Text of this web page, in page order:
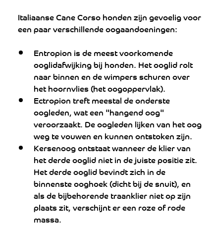
Italiaanse Cane Corso honden zijn gevoelig voor
een paar verschillende oogaandoeningen:
Entropion is de meest voorkomende
ooglidafwijking bij honden. Het ooglid rolt
naar binnen en de wimpers schuren over
het hoornvlies (het oogoppervlak).
Ectropion treft meestal de onderste
oogleden, wat een "hangend oog"
veroorzaakt. De oogleden lijken van het oog
weg te vouwen en kunnen ontstoken zijn.
Kersenoog ontstaat wanneer de klier van
het derde ooglid niet in de juiste positie zit.
Het derde ooglid bevindt zich in de
binnenste ooghoek (dicht bij de snuit), en
als de bijbehorende traanklier niet op zijn
plaats zit, verschijnt er een roze of rode
massa.